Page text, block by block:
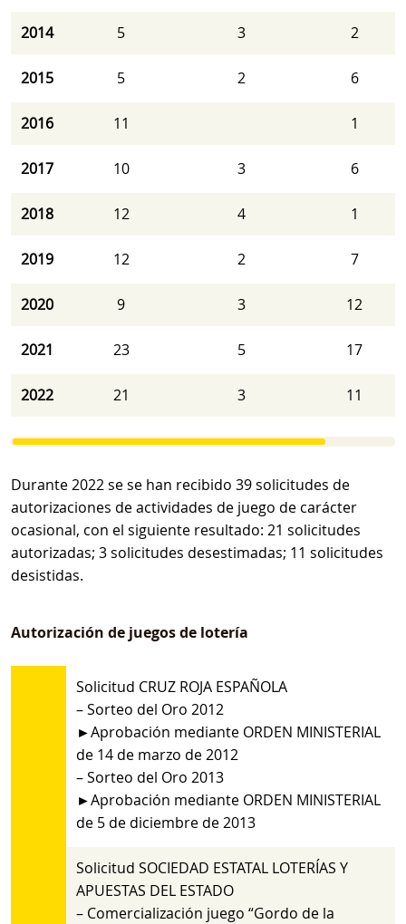
2014 5 3 2
2015 5 2 6
2016 11 1
2017 10 3 6
2018 12 4 1
2019 12 2 7
2020 9 3 12
2021 23 5 17
2022 21 3 11
Durante 2022 se se han recibido 39 solicitudes de
autorizaciones de actividades de juego de carácter
ocasional, con el siguiente resultado: 21 solicitudes
autorizadas; 3 solicitudes desestimadas; 11 solicitudes
desistidas.
Autorización de juegos de lotería
Solicitud CRUZ ROJA ESPAÑOLA
– Sorteo del Oro 2012
►Aprobación mediante ORDEN MINISTERIAL
de 14 de marzo de 2012
– Sorteo del Oro 2013
►Aprobación mediante ORDEN MINISTERIAL
de 5 de diciembre de 2013
Solicitud SOCIEDAD ESTATAL LOTERÍAS Y
APUESTAS DEL ESTADO
– Comercialización juego “Gordo de la